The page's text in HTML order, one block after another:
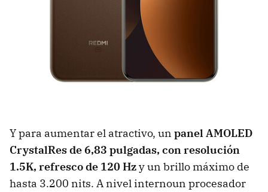
Y para aumentar el atractivo, un panel AMOLED
CrystalRes de 6,83 pulgadas, con resolución
1.5K, refresco de 120 Hzy un brillo máximo de
hasta 3.200 nits. A nivel internoun procesador